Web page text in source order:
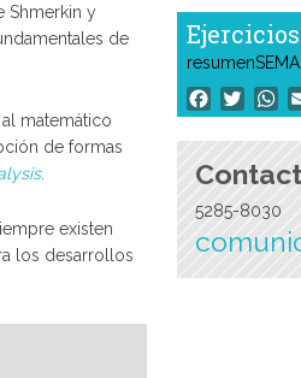
Shmerkin y
de
matemático
de formas
.
existen
los desarrollos
Facebook
5285-8030